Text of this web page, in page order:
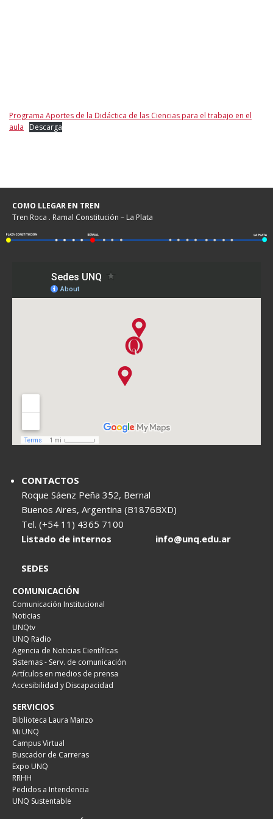
Programa Aportes de la Didáctica de las Ciencias para el trabajo en el
aula
Descarga
COMO LLEGAR EN TREN
Tren Roca . Ramal Constitución – La Plata
CONTACTOS
Roque Sáenz Peña 352, Bernal
Buenos Aires, Argentina (B1876BXD)
Tel. (+54 11) 4365 7100
Listado de internos
info@unq.edu.ar
SEDES
COMUNICACIÓN
Comunicación Institucional
Noticias
UNQtv
UNQ Radio
Agencia de Noticias Científicas
Sistemas - Serv. de comunicación
Artículos en medios de prensa
Accesibilidad y Discapacidad
SERVICIOS
Biblioteca Laura Manzo
Mi UNQ
Campus Virtual
Buscador de Carreras
Expo UNQ
RRHH
Pedidos a Intendencia
UNQ Sustentable